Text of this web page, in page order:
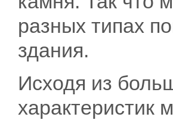
разных типах
здания.
Исходя из
характеристик